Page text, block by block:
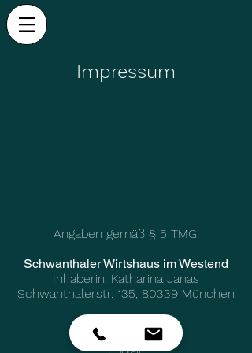
Impressum
Angaben gemäß § 5 TMG:
Schwanthaler Wirtshaus im Westend
Inhaberin: Katharina Janas
Schwanthalerstr. 135, 80339 München
Telefon:
+49 (89) 46133463